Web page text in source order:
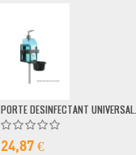
PORTE DESINFECTANT UNIVERSAL...
24,87 €